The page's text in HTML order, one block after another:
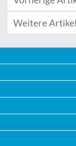
Weitere Artikel